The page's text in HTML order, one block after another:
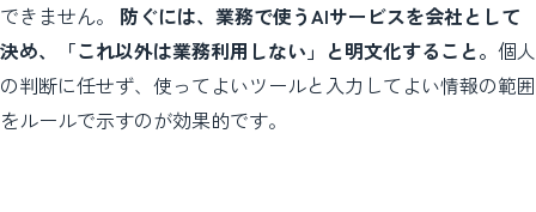
できません。 防ぐには、業務で使うAIサービスを会社として
決め、「これ以外は業務利用しない」と明文化すること。 個人
の判断に任せず、使ってよいツールと入力してよい情報の範囲
をルールで示すのが効果的です。